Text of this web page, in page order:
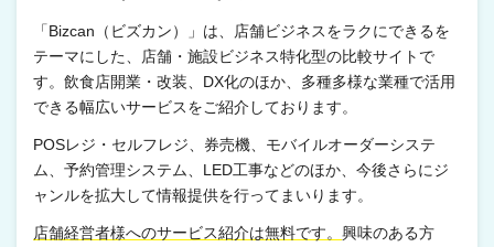
「Bizcan（ビズカン）」は、店舗ビジネスをラクにできるを
テーマにした、店舗・施設ビジネス特化型の比較サイトで
す。飲食店開業・改装、DX化のほか、多種多様な業種で活用
できる幅広いサービスをご紹介しております。
POSレジ・セルフレジ、券売機、モバイルオーダーシステ
ム、予約管理システム、LED工事などのほか、今後さらにジ
ャンルを拡大して情報提供を行ってまいります。
店舗経営者様へのサービス紹介は無料です。 興味のある方